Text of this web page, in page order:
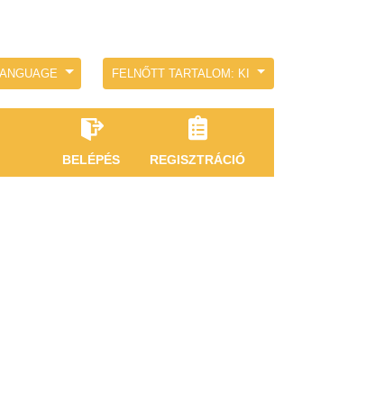
FELNŐTT TARTALOM: KI
BELÉPÉS REGISZTRÁCIÓ